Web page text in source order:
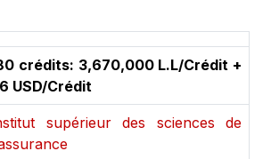
crédits: 3,670,000 L.L/Crédit +
USD/Crédit
supérieur des sciences de